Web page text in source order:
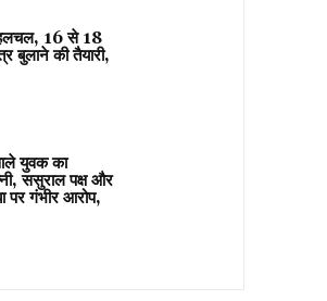
हलचल, 16 से 18
बुलाने की तैयारी,
युवक का
ससुराल पक्ष और
गंभीर आरोप,